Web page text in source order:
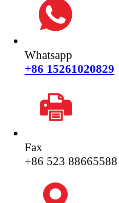
Whatsapp
+86 15261020829
Fax
+86 523